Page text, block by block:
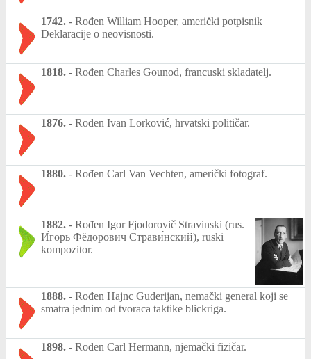
1742. - Rođen William Hooper, američki potpisnik
Deklaracije o neovisnosti.
1818. - Rođen Charles Gounod, francuski skladatelj.
1876. - Rođen Ivan Lorković, hrvatski političar.
1880. - Rođen Carl Van Vechten, američki fotograf.
1882. - Rođen Igor Fjodorovič Stravinski (rus.
И́горь Фёдорович Страви́нский), ruski
kompozitor.
1888. - Rođen Hajnc Guderijan, nemački general koji se
smatra jednim od tvoraca taktike blickriga.
1898. - Rođen Carl Hermann, njemački fizičar.